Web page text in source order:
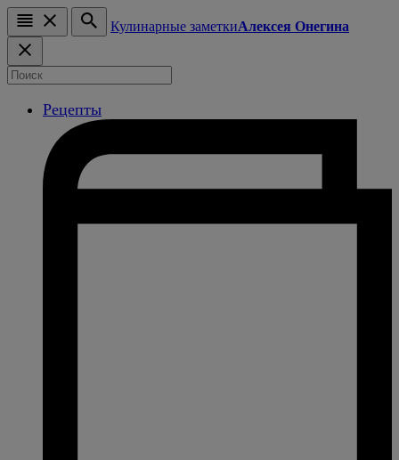
Кулинарные заметкиАлексея Онегина
Рецепты